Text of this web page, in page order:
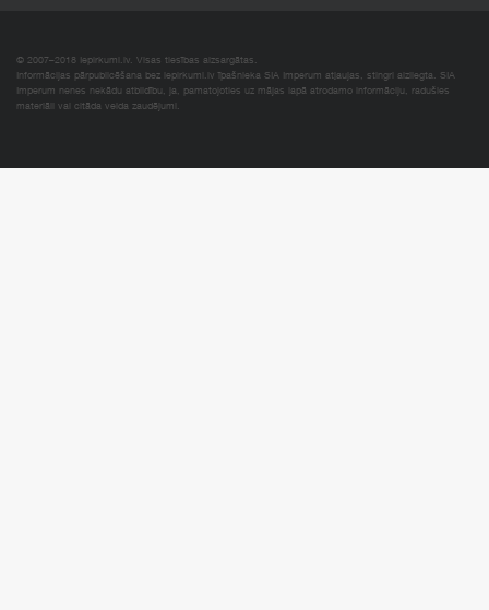
© 2007–2018 Iepirkumi.lv. Visas tiesības aizsargātas.
Informācijas pārpublicēšana bez iepirkumi.lv īpašnieka SIA Imperum atļaujas, stingri aizliegta. SIA
Imperum nenes nekādu atbildību, ja, pamatojoties uz mājas lapā atrodamo informāciju, radušies
materiāli vai citāda veida zaudējumi.